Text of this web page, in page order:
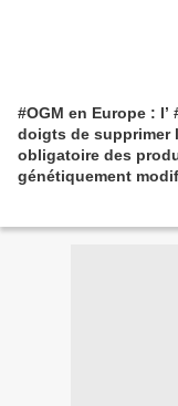
#OGM en Europe : l’
doigts de supprimer
obligatoire des
génétiquement